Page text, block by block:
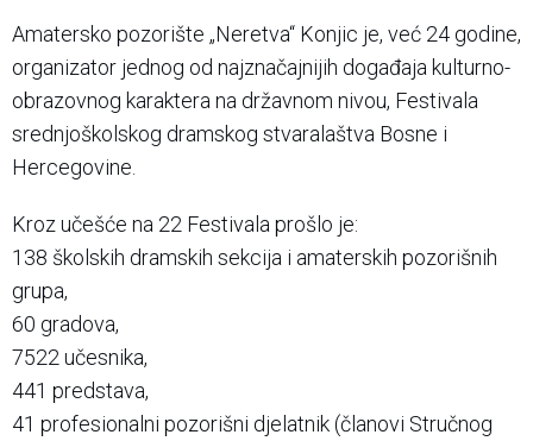
Amatersko pozorište „Neretva“ Konjic je, već 24 godine,
organizator jednog od najznačajnijih događaja kulturno-
obrazovnog karaktera na državnom nivou, Festivala
srednjoškolskog dramskog stvaralaštva Bosne i
Hercegovine.
Kroz učešće na 22 Festivala prošlo je:
138 školskih dramskih sekcija i amaterskih pozorišnih
grupa,
60 gradova,
7522 učesnika,
441 predstava,
41 profesionalni pozorišni djelatnik (članovi Stručnog